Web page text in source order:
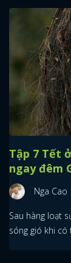
Tập 7 Tết
ngay đêm
Nga Cao
Sau hàng loạt
sóng gió khi